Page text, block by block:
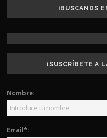
¡BUSCANOS
¡SUSCRÍBETE A
Nombre:
Email*: